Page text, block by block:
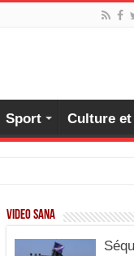
Sport Culture
Video SANA